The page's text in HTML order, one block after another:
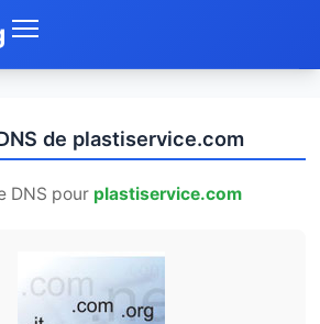
de plastiservice.com
DNS pour plastiservice.com